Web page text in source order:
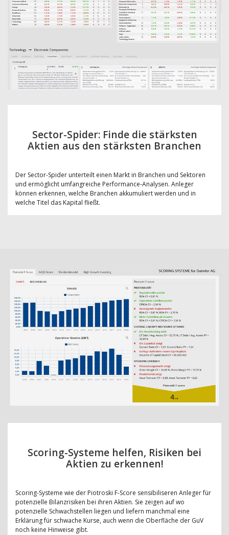
Sector-Spider: Finde die stärksten
Aktien aus den stärksten Branchen
Der Sector-Spider unterteilt einen Markt in Branchen und Sektoren
und ermöglicht umfangreiche Performance-Analysen. Anleger
können erkennen, welche Branchen akkumuliert werden und in
welche Titel das Kapital fließt.
Scoring-Systeme helfen, Risiken bei
Aktien zu erkennen!
Scoring-Systeme wie der Piotroski F-Score sensibiliseren Anleger für
potenzielle Bilanzrisiken bei ihren Aktien. Sie zeigen auf wo
potenzielle Schwachstellen liegen und liefern manchmal eine
Erklärung für schwache Kurse, auch wenn die Oberfläche der GuV
noch keine Hinweise gibt.